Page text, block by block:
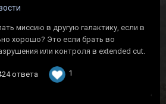
миссию в другую галактику, если в
хорошо? Это если брать во
или контроля в extended cut.
ответа 1